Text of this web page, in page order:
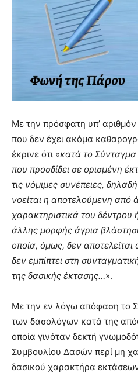
Με την πρόσφατη υπ’
που δεν έχει ακόμα
έκρινε ότι «κατά το
που προσδίδει σε ορισμένη
τις νόμιμες συνέπειες,
νοείται η αποτελούμενη από
χαρακτηριστικά του
άλλης μορφής άγρια
οποία, όμως, δεν
δεν εμπίπτει στη
της δασικής έκτασης…».
Με την εν λόγω απόφαση το
των δασολόγων κατά της
οποία γινόταν δεκτή
Συμβουλίου Δασών περί μη
δασικού χαρακτήρα